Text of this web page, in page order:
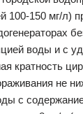
100-150 мг/л)
воды и с
кратность
не
с